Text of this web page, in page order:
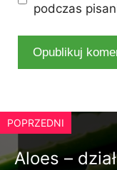
podczas
POPRZEDNI
Aloes –